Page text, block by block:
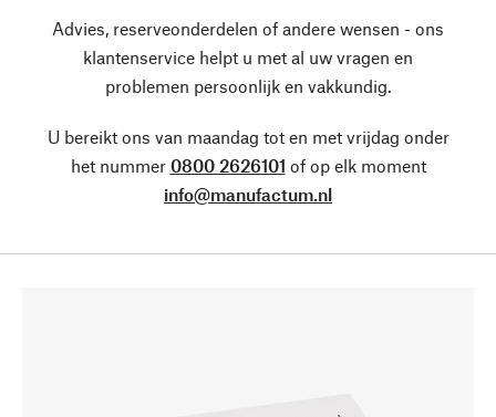
Advies, reserveonderdelen of andere wensen - ons
klantenservice helpt u met al uw vragen en
problemen persoonlijk en vakkundig.
U bereikt ons van maandag tot en met vrijdag onder
het nummer 0800 2626101 of op elk moment
info@manufactum.nl